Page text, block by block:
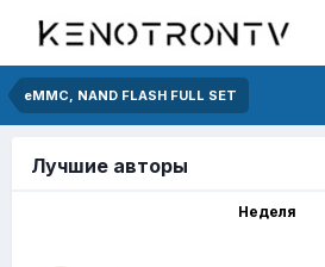
eMMC, NAND FLASH FULL SET
Лучшие авторы
Неделя